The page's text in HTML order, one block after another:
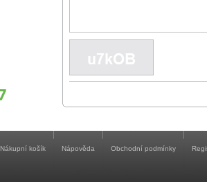
Nákupní košík Nápověda Obchodní podmínky